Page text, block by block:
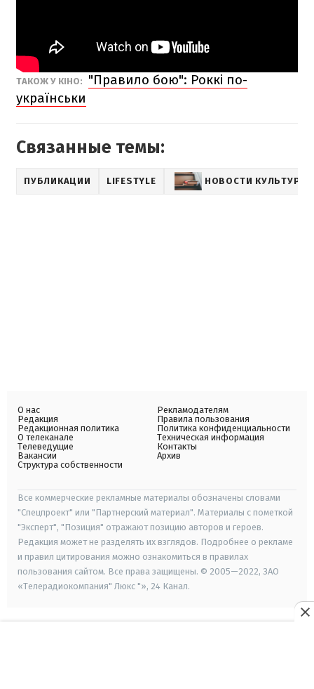
ТАКОЖ У КІНО:
"Правило бою": Роккі по-
українськи
Связанные темы:
ПУБЛИКАЦИИ LIFESTYLE НОВОСТИ КУЛЬТУРЫ
О нас
Редакция
Редакционная политика
О телеканале
Телеведущие
Вакансии
Структура собственности
Рекламодателям
Правила пользования
Политика конфиденциальности
Техническая информация
Контакты
Архив
Все коммерческие рекламные материалы обозначены словами
"Спецпроект" или "Партнерский материал". Материалы с пометкой
"Эксперт", "Позиция" отражают позицию авторов и героев.
Редакция может не разделять их взглядов. Подробнее о рекламе
и правил цитирования можно ознакомиться в правилах
пользования сайтом. Все права защищены. © 2005—2022, ЗАО
«Телерадиокомпания" Люкс "», 24 Канал.